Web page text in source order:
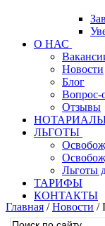
О НАС
Новости
Блог
Вопрос-
Отзывы
ЛЬГОТЫ
Льготы
ТАРИФЫ
КОНТАКТЫ
Главная / Новости /